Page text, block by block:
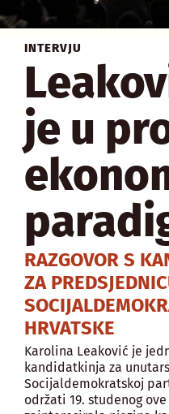
INTERVJU
je u
RAZGOVOR S
ZA
HRVATSKE
Karolina Leaković je
kandidatkinja za
Socijaldemokratskoj
održati 19. studenog